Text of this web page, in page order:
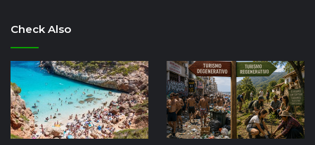
Check Also